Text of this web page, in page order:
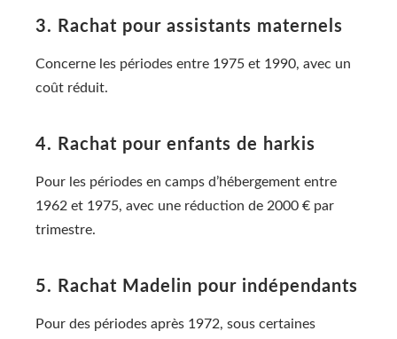
3. Rachat pour assistants maternels
Concerne les périodes entre 1975 et 1990, avec un
coût réduit.
4. Rachat pour enfants de harkis
Pour les périodes en camps d’hébergement entre
1962 et 1975, avec une réduction de 2000 € par
trimestre.
5. Rachat Madelin pour indépendants
Pour des périodes après 1972, sous certaines